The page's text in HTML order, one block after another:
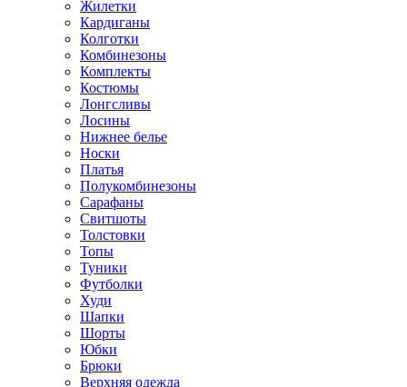
Жилетки
Кардиганы
Колготки
Комбинезоны
Комплекты
Костюмы
Лонгсливы
Лосины
Нижнее белье
Носки
Платья
Полукомбинезоны
Сарафаны
Свитшоты
Толстовки
Топы
Туники
Футболки
Худи
Шапки
Шорты
Юбки
Брюки
Верхняя одежда